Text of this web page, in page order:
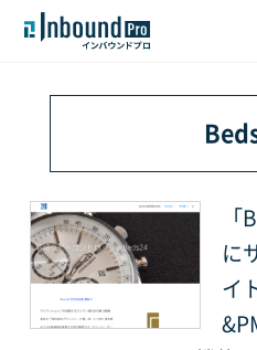
「
に
イ